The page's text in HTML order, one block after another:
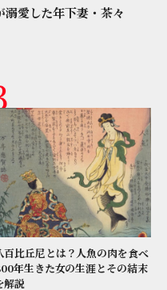
愛した年下妻・茶々
百比丘尼とは？人魚の肉を食べ
年生きた女の生涯とその結末
解説